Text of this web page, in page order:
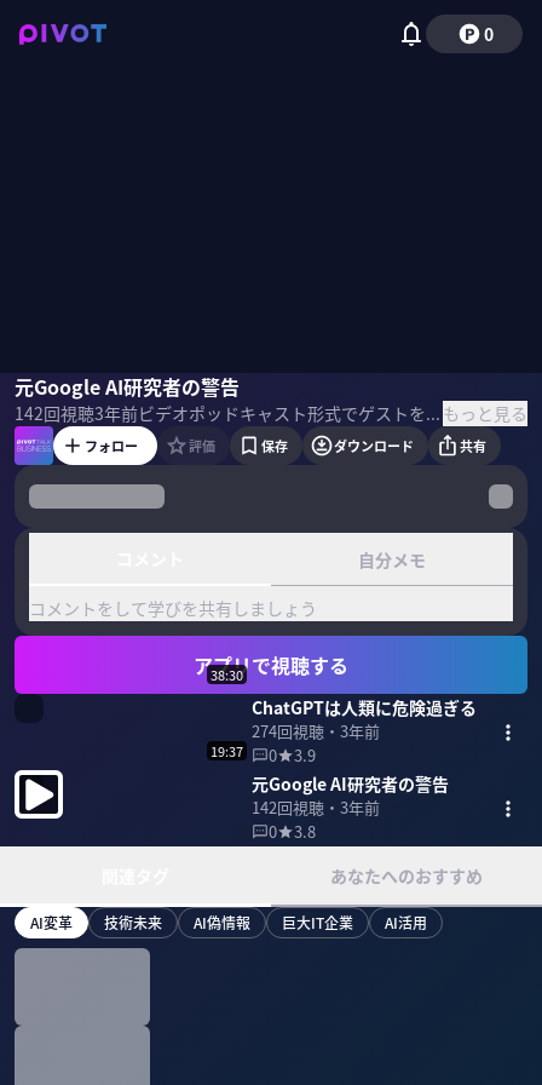
0
元Google AI研究者の警告
142回視聴3年前 ビデオポッドキャスト形式でゲストを招き、最先端の話を聞くPIVOT TALK。元Google AI研究者のメレディス・ウィテカー氏にAIの危険性と社会が考えるべきことについて聞いた。 もっと見る
メレディス・ウィテカー
フォロー 評価 保存 ダウンロード 共有
自分メモ
コメントをして学びを共有しましょう
アプリで視聴する
38:30
ChatGPTは人類に危険過ぎる
274回視聴・ 3年前
0
3.9
19:37
元Google AI研究者の警告
142回視聴・ 3年前
0
3.8
あなたへのおすすめ
AI変革 技術未来 AI偽情報 巨大IT企業 AI活用